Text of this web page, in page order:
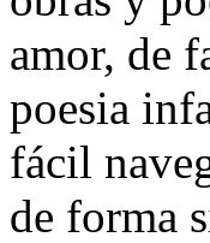
amor, de
poesia
fácil
de forma